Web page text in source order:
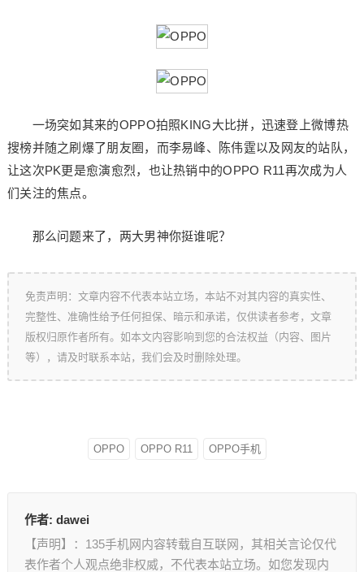
一场突如其来的OPPO拍照KING大比拼，迅速登上微博热
搜榜并随之刷爆了朋友圈，而李易峰、陈伟霆以及网友的站队，
让这次PK更是愈演愈烈，也让热销中的OPPO R11再次成为人
们关注的焦点。
那么问题来了，两大男神你挺谁呢？
免责声明：文章内容不代表本站立场，本站不对其内容的真实性、
完整性、准确性给予任何担保、暗示和承诺，仅供读者参考，文章
版权归原作者所有。如本文内容影响到您的合法权益（内容、图片
等），请及时联系本站，我们会及时删除处理。
OPPO OPPO R11 OPPO手机
作者: dawei
【声明】：135手机网内容转载自互联网，其相关言论仅代
表作者个人观点绝非权威，不代表本站立场。如您发现内